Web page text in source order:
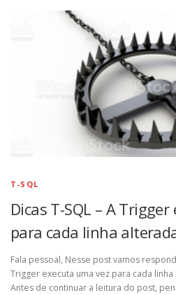
T-SQL
Dicas T-SQL – A
para cada linha
Fala pessoal, Nesse post vamos
Trigger executa uma vez para cada linha
Antes de continuar a leitura do post,